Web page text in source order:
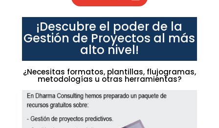
¡Descubre el poder de la
Gestión de Proyectos al más
alto nivel!
¿Necesitas formatos, plantillas, flujogramas,
metodologías u otras herramientas?